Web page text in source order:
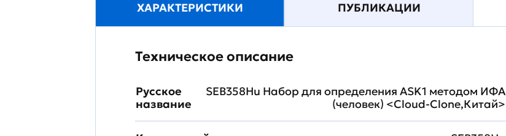
ХАРАКТЕРИСТИКИ ПУБЛИКАЦИИ
Техническое описание
Русское
название
SEB358Hu Набор для определения ASK1 методом ИФА
(человек) <Cloud-Clone,Китай>